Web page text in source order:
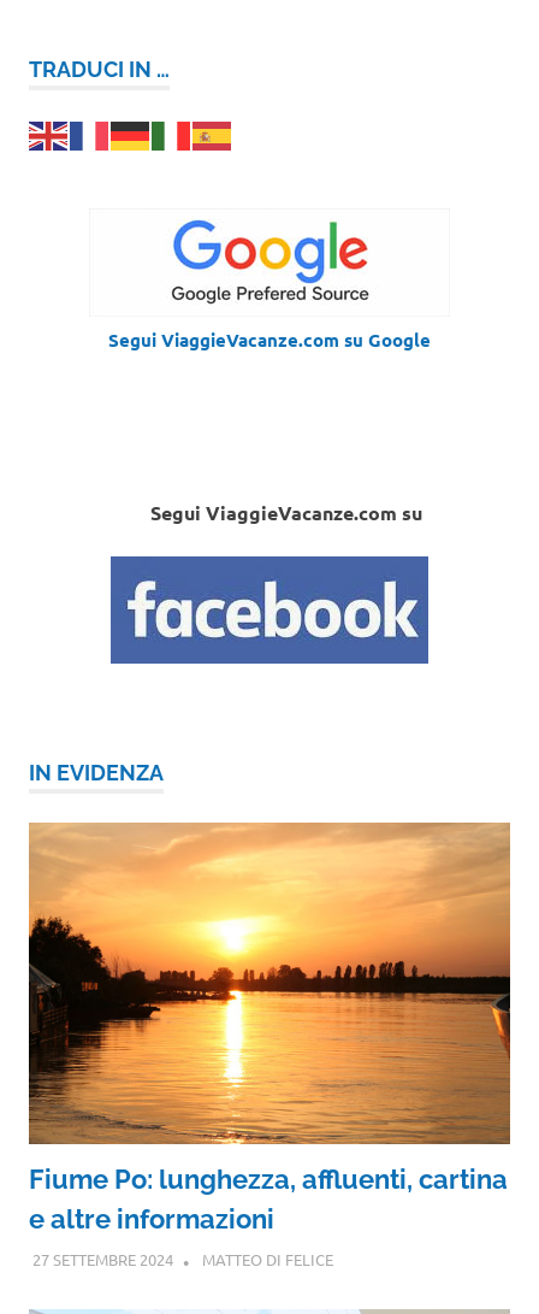
TRADUCI IN …
Segui ViaggieVacanze.com su Google
Segui ViaggieVacanze.com su
IN EVIDENZA
Fiume Po: lunghezza, affluenti, cartina
e altre informazioni
27 SETTEMBRE 2024 MATTEO DI FELICE